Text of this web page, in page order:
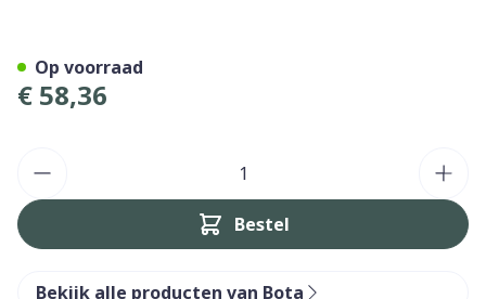
€ 58,36
Bestel
Op voorraad
Bekijk alle producten van Bota